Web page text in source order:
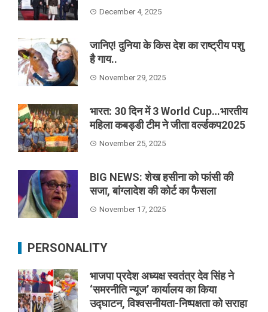
December 4, 2025
जानिए! दुनिया के किस देश का राष्ट्रीय पशु
है गाय..
November 29, 2025
भारत: 30 दिन में 3 World Cup…भारतीय
महिला कबड्डी टीम ने जीता वर्ल्डकप2025
November 25, 2025
BIG NEWS: शेख हसीना को फांसी की
सजा, बांग्लादेश की कोर्ट का फैसला
November 17, 2025
PERSONALITY
भाजपा प्रदेश अध्यक्ष स्वतंत्र देव सिंह ने
‘समरनीति न्यूज’ कार्यालय का किया
उद्घाटन, विश्वसनीयता-निष्पक्षता को सराहा